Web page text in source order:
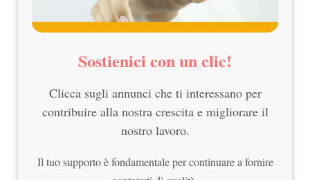
Sostienici con un clic!
Clicca sugli annunci che ti interessano per
contribuire alla nostra crescita e migliorare il
nostro lavoro.
Il tuo supporto è fondamentale per continuare a fornire